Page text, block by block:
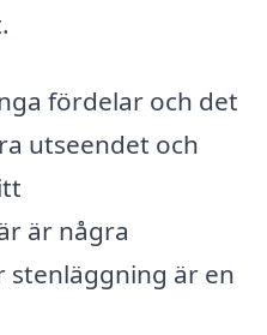
fördelar och det
utseendet och
är några
är en